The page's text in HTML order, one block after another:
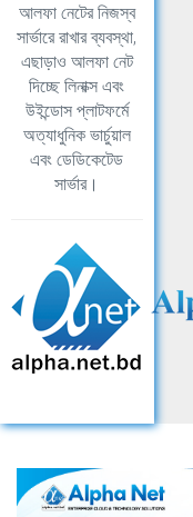
আলফা নেটের নিজস্ব
সার্ভারে রাখার ব্যবস্থা,
এছাড়াও আলফা নেট
দিচ্ছে লিনাক্স এবং
উইন্ডোস প্লাটফর্মে
অত্যাধুনিক ভার্চুয়াল
এবং ডেডিকেটেড
সার্ভার।